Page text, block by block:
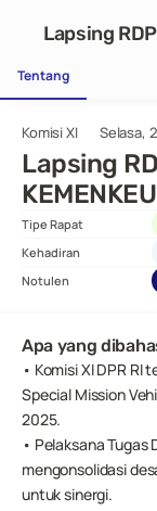
Komisi XI Selasa,
Lapsing
KEMENKEU
Tipe Rapat
Kehadiran
Notulen
Apa yang
• Komisi XI DPR
Special Mission
2025.
• Pelaksana Tugas
mengonsolidasi
untuk sinergi.
Lapsing
Tentang